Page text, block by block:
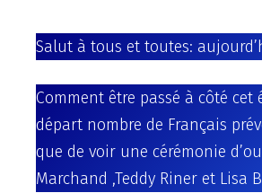
Salut à tous et toutes:
Comment être passé à côté
départ nombre de Français
que de voir une cérémonie
Marchand ,Teddy Riner et Lisa